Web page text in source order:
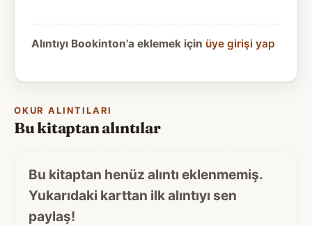
Alıntıyı Bookinton’a eklemek için üye girişi yap
OKUR ALINTILARI
Bu kitaptan alıntılar
Bu kitaptan henüz alıntı eklenmemiş.
Yukarıdaki karttan ilk alıntıyı sen
paylaş!